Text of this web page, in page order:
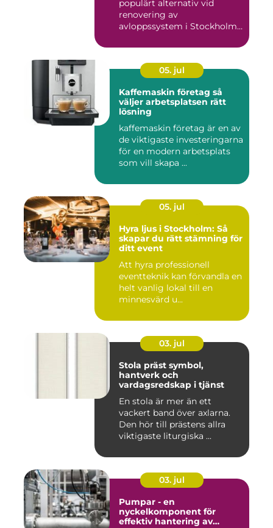
populärt alternativ vid
renovering av
avloppssystem i Stockholm.
05. jul
Kaffemaskin företag så
väljer arbetsplatsen rätt
lösning
kaffemaskin företag är en av
de viktigaste investeringarna
för en modern arbetsplats
som vill skapa ...
05. jul
Hyra ljus i Stockholm: Så
skapar du rätt stämning för
ditt event
Att hyra professionell
eventteknik kan förvandla en
helt vanlig lokal till en
minnesvärd u...
03. jul
Stola präst symbol,
hantverk och
vardagsredskap i tjänst
En stola är mer än ett
vackert band över axlarna.
Den hör till prästens allra
viktigaste liturgiska ...
03. jul
Pumpar - en
nyckelkomponent för
effektiv hantering av